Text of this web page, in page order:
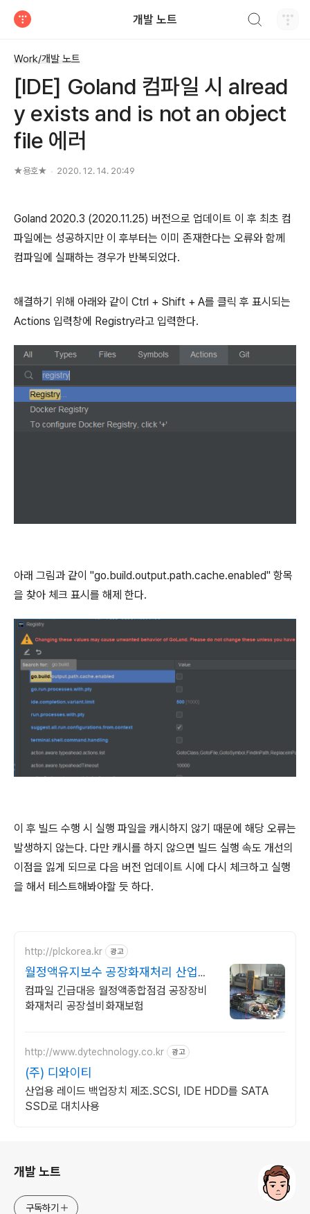
개발 노트
Work/개발 노트
[IDE] Goland 컴파일 시 alread
y exists and is not an object
file 에러
★용호★ 2020. 12. 14. 20:49
Goland 2020.3 (2020.11.25) 버전으로 업데이트 이 후 최초 컴
파일에는 성공하지만 이 후부터는 이미 존재한다는 오류와 함께
컴파일에 실패하는 경우가 반복되었다.
해결하기 위해 아래와 같이 Ctrl + Shift + A를 클릭 후 표시되는
Actions 입력창에 Registry라고 입력한다.
아래 그림과 같이 "go.build.output.path.cache.enabled" 항목
을 찾아 체크 표시를 해제 한다.
이 후 빌드 수행 시 실행 파일을 캐시하지 않기 때문에 해당 오류는
발생하지 않는다. 다만 캐시를 하지 않으면 빌드 실행 속도 개선의
이점을 잃게 되므로 다음 버전 업데이트 시에 다시 체크하고 실행
을 해서 테스트해봐야할 듯 하다.
http://plckorea.kr 광고
월정액유지보수 공장화재처리 산업자
동화 장비판매수리보수
컴파일 긴급대응 월정액종합점검 공장장비
화재처리 공장설비화재보험
http://www.dytechnology.co.kr 광고
(주) 디와이티
산업용 레이드 백업장치 제조.SCSI, IDE HDD를 SATA
SSD로 대치사용
개발 노트
구독하기